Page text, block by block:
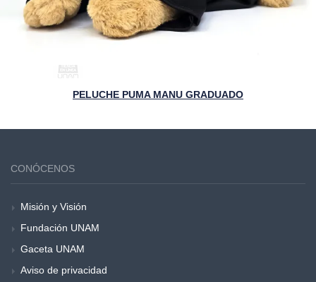
PELUCHE PUMA MANU GRADUADO
CONÓCENOS
Misión y Visión
Fundación UNAM
Gaceta UNAM
Aviso de privacidad